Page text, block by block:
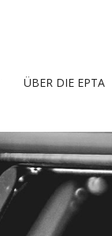
ÜBER DIE EPTA